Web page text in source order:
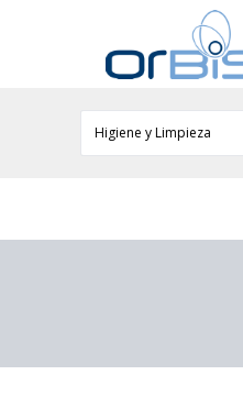
Higiene y Limpieza